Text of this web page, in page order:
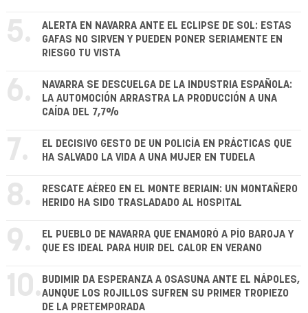
5.
ALERTA EN NAVARRA ANTE EL ECLIPSE DE SOL: ESTAS
GAFAS NO SIRVEN Y PUEDEN PONER SERIAMENTE EN
RIESGO TU VISTA
6.
NAVARRA SE DESCUELGA DE LA INDUSTRIA ESPAÑOLA:
LA AUTOMOCIÓN ARRASTRA LA PRODUCCIÓN A UNA
CAÍDA DEL 7,7%
7.
EL DECISIVO GESTO DE UN POLICÍA EN PRÁCTICAS QUE
HA SALVADO LA VIDA A UNA MUJER EN TUDELA
8.
RESCATE AÉREO EN EL MONTE BERIAIN: UN MONTAÑERO
HERIDO HA SIDO TRASLADADO AL HOSPITAL
9.
EL PUEBLO DE NAVARRA QUE ENAMORÓ A PÍO BAROJA Y
QUE ES IDEAL PARA HUIR DEL CALOR EN VERANO
10. BUDIMIR DA ESPERANZA A OSASUNA ANTE EL NÁPOLES,
AUNQUE LOS ROJILLOS SUFREN SU PRIMER TROPIEZO
DE LA PRETEMPORADA